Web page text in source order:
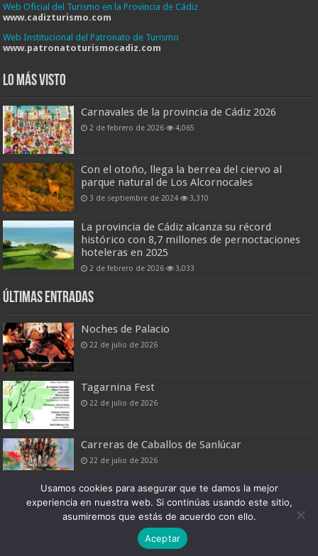
Web Oficial del Turismo en la Provincia de Cádiz
www.cadizturismo.com
Web Institucional del Patronato de Turismo
www.patronatoturismocadiz.com
Lo más visto
Carnavales de la provincia de Cádiz 2026
2 de febrero de 2026 4,065
Con el otoño, llega la berrea del ciervo al
parque natural de Los Alcornocales
3 de septiembre de 2024 3,310
La provincia de Cádiz alcanza su récord
histórico con 8,7 millones de pernoctaciones
hoteleras en 2025
2 de febrero de 2026 3,033
Últimas entradas
Noches de Palacio
22 de julio de 2026
Tagarnina Fest
22 de julio de 2026
Carreras de Caballos de Sanlúcar
22 de julio de 2026
Boletín Digital de Noticias Turísticas
Patronato Provincial de Turismo de Cádiz © 2026
Usamos cookies para asegurar que te damos la mejor
experiencia en nuestra web. Si continúas usando este sitio,
asumiremos que estás de acuerdo con ello.
Aceptar